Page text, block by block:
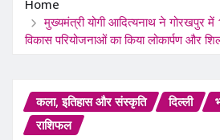
Home
मुख्यमंत्री योगी आदित्यनाथ ने गोरखपुर
विकास परियोजनाओं का किया लोकार्पण और
कला, इतिहास और संस्कृति दिल्ली
राशिफल